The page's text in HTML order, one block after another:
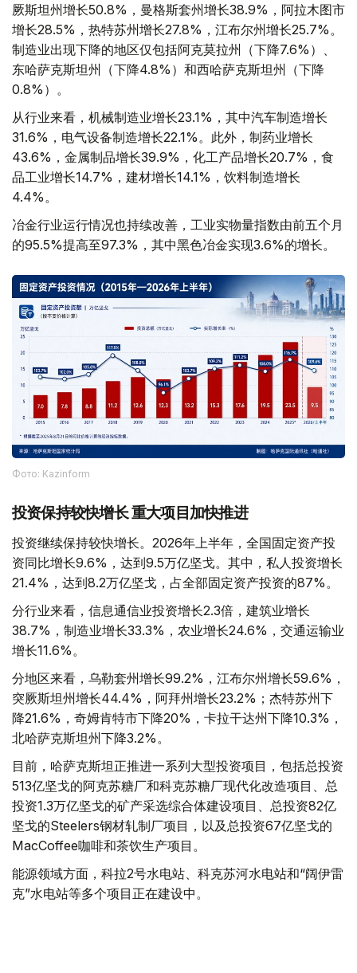
厥斯坦州增长50.8%，曼格斯套州增长38.9%，阿拉木图市
增长28.5%，热特苏州增长27.8%，江布尔州增长25.7%。
制造业出现下降的地区仅包括阿克莫拉州（下降7.6%）、
东哈萨克斯坦州（下降4.8%）和西哈萨克斯坦州（下降
0.8%）。
从行业来看，机械制造业增长23.1%，其中汽车制造增长
31.6%，电气设备制造增长22.1%。此外，制药业增长
43.6%，金属制品增长39.9%，化工产品增长20.7%，食
品工业增长14.7%，建材增长14.1%，饮料制造增长
4.4%。
冶金行业运行情况也持续改善，工业实物量指数由前五个月
的95.5%提高至97.3%，其中黑色冶金实现3.6%的增长。
Фото: Kazinform
投资保持较快增长 重大项目加快推进
投资继续保持较快增长。2026年上半年，全国固定资产投
资同比增长9.6%，达到9.5万亿坚戈。其中，私人投资增长
21.4%，达到8.2万亿坚戈，占全部固定资产投资的87%。
分行业来看，信息通信业投资增长2.3倍，建筑业增长
38.7%，制造业增长33.3%，农业增长24.6%，交通运输业
增长11.6%。
分地区来看，乌勒套州增长99.2%，江布尔州增长59.6%，
突厥斯坦州增长44.4%，阿拜州增长23.2%；杰特苏州下
降21.6%，奇姆肯特市下降20%，卡拉干达州下降10.3%，
北哈萨克斯坦州下降3.2%。
目前，哈萨克斯坦正推进一系列大型投资项目，包括总投资
513亿坚戈的阿克苏糖厂和科克苏糖厂现代化改造项目、总
投资1.3万亿坚戈的矿产采选综合体建设项目、总投资82亿
坚戈的Steelers钢材轧制厂项目，以及总投资67亿坚戈的
MacCoffee咖啡和茶饮生产项目。
能源领域方面，科拉2号水电站、科克苏河水电站和“阔伊雷
克”水电站等多个项目正在建设中。